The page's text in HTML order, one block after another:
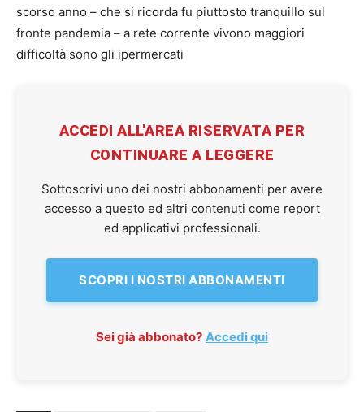
scorso anno – che si ricorda fu piuttosto tranquillo sul
fronte pandemia – a rete corrente vivono maggiori
difficoltà sono gli ipermercati
ACCEDI ALL'AREA RISERVATA PER
CONTINUARE A LEGGERE
Sottoscrivi uno dei nostri abbonamenti per avere
accesso a questo ed altri contenuti come report
ed applicativi professionali.
SCOPRI I NOSTRI ABBONAMENTI
Sei già abbonato? Accedi qui